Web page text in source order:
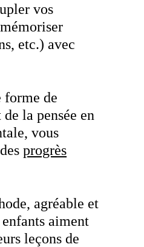
vos
etc.) avec
forme de
la pensée en
vous
progrès
agréable et
aiment
leçons de